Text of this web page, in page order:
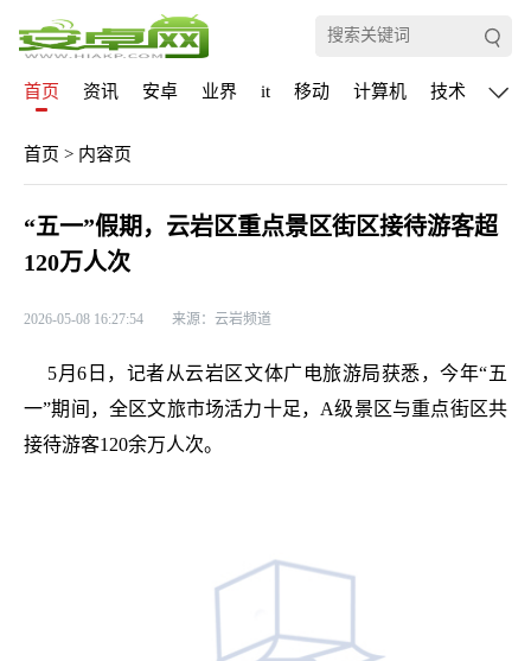
首页 资讯 安卓 业界 it 移动 计算机 技术 通信
首页 > 内容页
“五一”假期，云岩区重点景区街区接待游客超
120万人次
2026-05-08 16:27:54 来源：云岩频道
5月6日，记者从云岩区文体广电旅游局获悉，今年“五
一”期间，全区文旅市场活力十足，A级景区与重点街区共
接待游客120余万人次。